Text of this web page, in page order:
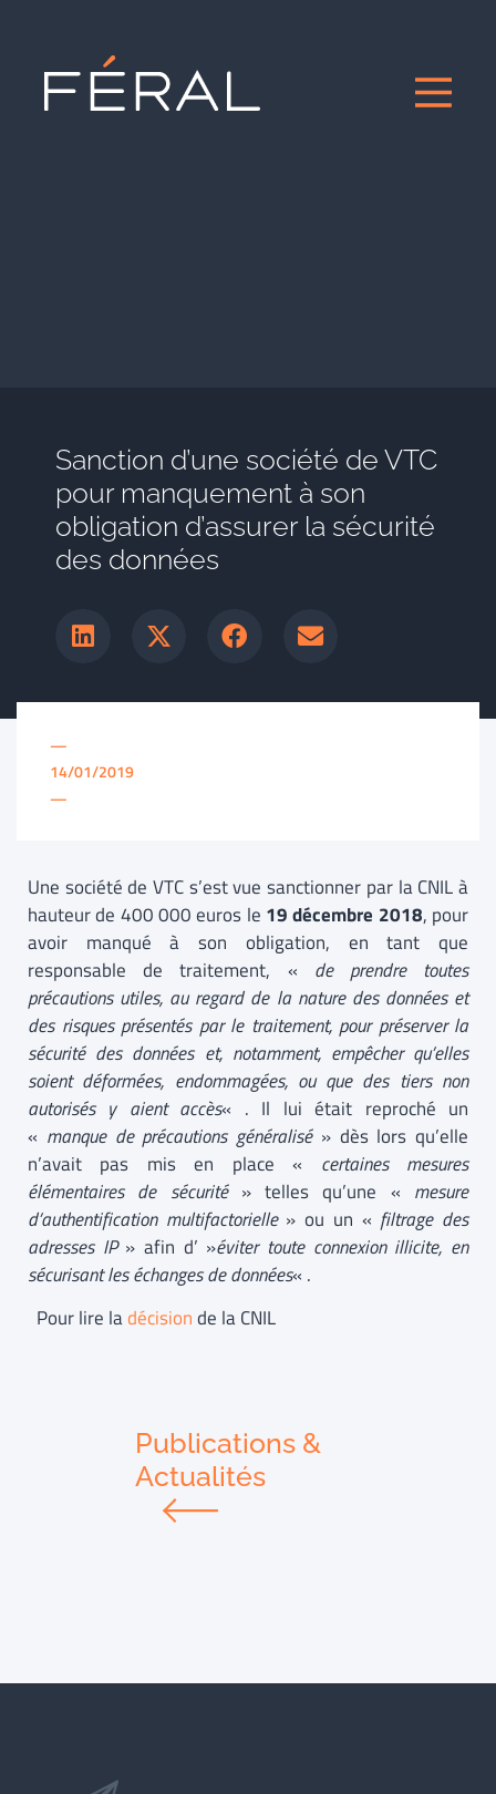
Sanction d’une société de VTC
pour manquement à son
obligation d’assurer la sécurité
des données
—
14/01/2019
—
Une société de VTC s’est vue sanctionner par la CNIL à
hauteur de 400 000 euros le 19 décembre 2018, pour
avoir manqué à son obligation, en tant que
responsable de traitement, « de prendre toutes
précautions utiles, au regard de la nature des données et
des risques présentés par le traitement, pour préserver la
sécurité des données et, notamment, empêcher qu’elles
soient déformées, endommagées, ou que des tiers non
autorisés y aient accès« . Il lui était reproché un
« manque de précautions généralisé» dès lors qu’elle
n’avait pas mis en place « certaines mesures
élémentaires de sécurité» telles qu’une « mesure
d’authentification multifactorielle» ou un « filtrage des
adresses IP» afin d’ »éviter toute connexion illicite, en
sécurisant les échanges de données« .
Pour lire ladécisionde la CNIL
Publications &
Actualités